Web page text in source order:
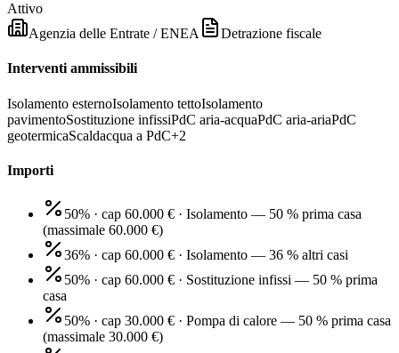
Attivo
Agenzia delle Entrate / ENEA
Detrazione fiscale
Interventi ammissibili
Isolamento esternoIsolamento tettoIsolamento
pavimentoSostituzione infissiPdC aria-acquaPdC aria-ariaPdC
geotermicaScaldacqua a PdC+2
Importi
50% · cap 60.000 € · Isolamento — 50 % prima casa
(massimale 60.000 €)
36% · cap 60.000 € · Isolamento — 36 % altri casi
50% · cap 60.000 € · Sostituzione infissi — 50 % prima
casa
50% · cap 30.000 € · Pompa di calore — 50 % prima casa
(massimale 30.000 €)